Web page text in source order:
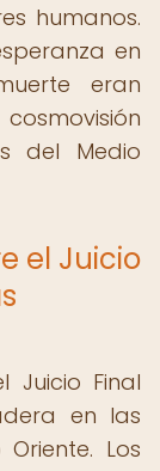
humanos.
en
eran
del Medio
el Juicio
Juicio Final
en las
Los